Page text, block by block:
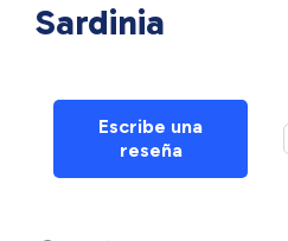
Sardinia
Escribe una
reseña